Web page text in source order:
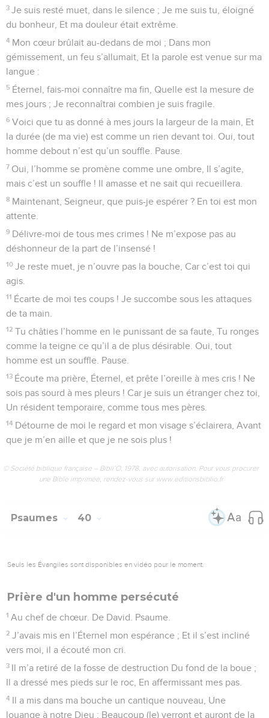
3 Je suis resté muet, dans le silence ; Je me suis tu, éloigné
du bonheur, Et ma douleur était extrême.
4 Mon cœur brûlait au-dedans de moi ; Dans mon
gémissement, un feu s’allumait, Et la parole est venue sur ma
langue :
5 Éternel, fais-moi connaître ma fin, Quelle est la mesure de
mes jours ; Je reconnaîtrai combien je suis fragile.
6 Voici que tu as donné à mes jours la largeur de la main, Et
la durée (de ma vie) est comme un rien devant toi. Oui, tout
homme debout n’est qu’un souffle. Pause.
7 Oui, l’homme se promène comme une ombre, Il s’agite,
mais c’est un souffle ! Il amasse et ne sait qui recueillera.
8 Maintenant, Seigneur, que puis-je espérer ? En toi est mon
attente.
9 Délivre-moi de tous mes crimes ! Ne m’expose pas au
déshonneur de la part de l’insensé !
10 Je reste muet, je n’ouvre pas la bouche, Car c’est toi qui
agis.
11 Écarte de moi tes coups ! Je succombe sous les attaques
de ta main.
12 Tu châties l’homme en le punissant de sa faute, Tu ronges
comme la teigne ce qu’il a de plus désirable. Oui, tout
homme est un souffle. Pause.
13 Écoute ma prière, Éternel, et prête l’oreille à mes cris ! Ne
sois pas sourd à mes pleurs ! Car je suis un étranger chez toi,
Un résident temporaire, comme tous mes pères.
14 Détourne de moi le regard et mon visage s’éclairera, Avant
que je m’en aille et que je ne sois plus !
© Société biblique française – Bibli’O, 1978, avec autorisation. Pour vous procurer
une Bible imprimée, rendez-vous sur www.editionsbiblio.fr
Psaumes 40
Seuls les Évangiles sont disponibles en vidéo pour le moment.
Prière d'un homme persécuté
1 Au chef de chœur. De David. Psaume.
2 J’avais mis en l’Éternel mon espérance ; Et il s’est incliné
vers moi, il a écouté mon cri.
3 Il m’a retiré de la fosse de destruction Du fond de la boue ;
Il a dressé mes pieds sur le roc, En affermissant mes pas.
4 Il a mis dans ma bouche un cantique nouveau, Une
louange à notre Dieu ; Beaucoup (le) verront et auront de la